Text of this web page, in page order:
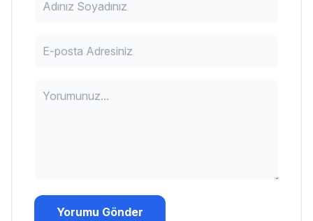
Yorumu Gönder